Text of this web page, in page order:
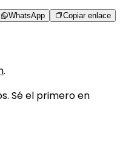
WhatsApp Copiar enlace
.
Sé el primero en